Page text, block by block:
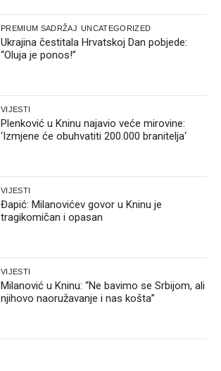
PREMIUM SADRŽAJ UNCATEGORIZED
Ukrajina čestitala Hrvatskoj Dan pobjede:
“Oluja je ponos!”
VIJESTI
Plenković u Kninu najavio veće mirovine:
‘Izmjene će obuhvatiti 200.000 branitelja‘
VIJESTI
Đapić: Milanovićev govor u Kninu je
tragikomičan i opasan
VIJESTI
Milanović u Kninu: “Ne bavimo se Srbijom, ali
njihovo naoružavanje i nas košta”